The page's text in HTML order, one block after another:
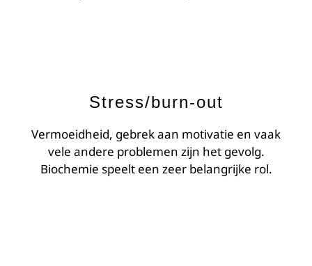
Stress/burn-out
Vermoeidheid, gebrek aan motivatie en vaak
vele andere problemen zijn het gevolg.
Biochemie speelt een zeer belangrijke rol.